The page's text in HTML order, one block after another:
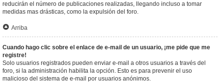
reducirán el número de publicaciones realizadas, llegando incluso a tomar
medidas mas drásticas, como la expulsión del foro.
Arriba
Cuando hago clic sobre el enlace de e-mail de un usuario, ¡me pide que me
registre!
Solo usuarios registrados pueden enviar e-mail a otros usuarios a través del
foro, si la administración habilita la opción. Esto es para prevenir el uso
malicioso del sistema de e-mail por usuarios anónimos.